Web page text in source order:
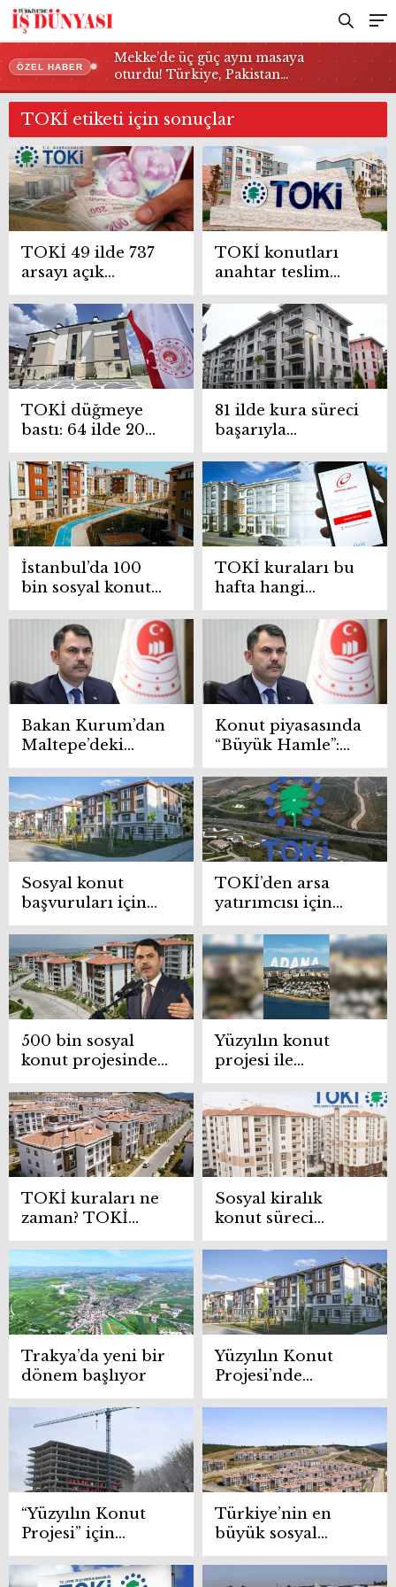
ÖZEL HABER
Mekke’de üç güç aynı masaya
oturdu! Türkiye, Pakistan…
TOKİ etiketi için sonuçlar
TOKİ 49 ilde 737
arsayı açık
artırmayla satışa
çıkarıyor
TOKİ konutları
anahtar teslim
tarihini açıkladı
TOKİ düğmeye
bastı: 64 ilde 20
bin yeni konut
arzı
81 ilde kura süreci
başarıyla
tamamlandı
İstanbul’da 100
bin sosyal konut
kurası başladı!
TOKİ kuraları bu
hafta hangi
illerde?
Bakan Kurum’dan
Maltepe’deki
“Yarısı Bizden
Kampanyası”na
ilişkin paylaşım
Konut piyasasında
“Büyük Hamle”:
Sosyal konut
kuraları başlıyor,
kira düşüşü için
düğmeye basıldı
Sosyal konut
başvuruları için
son 2 saat!
TOKİ’den arsa
yatırımcısı için
dev hamle: 37 ilde
252 arsa 48 ay
vadeyle satışta
500 bin sosyal
konut projesinde
kura tarihi
açıklandı!
Yüzyılın konut
projesi ile
milyonlar ev
sahibi olacak
TOKİ kuraları ne
zaman? TOKİ
sonuçları
açıklandı mı?
Sosyal kiralık
konut süreci
başladı
Trakya’da yeni bir
dönem başlıyor
Yüzyılın Konut
Projesi’nde
dolandırıcılık
“Yüzyılın Konut
Projesi” için
başvuru
yapacaklar dikkat!
Türkiye’nin en
büyük sosyal
konut hamlesi